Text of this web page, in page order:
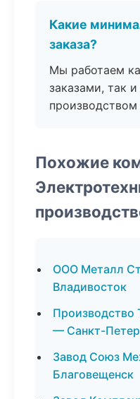
Какие
заказа?
Мы работаем
заказами, так
Похожие
ООО Металл
Владивосток
Производство
— Санкт-
Завод Союз
Благовещенск